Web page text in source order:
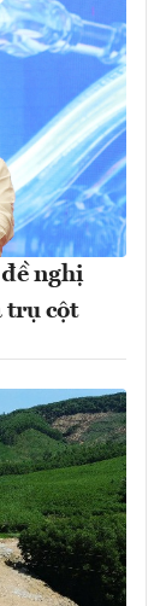
nghị
trụ cột